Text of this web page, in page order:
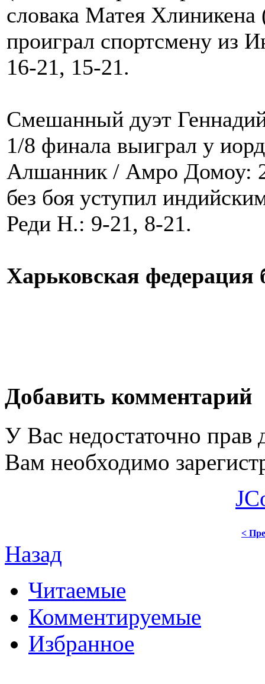
словака Матея
проиграл спортсмену
16-21, 15-21.
Смешанный дуэт
1/8 финала выиграл у
Алшанник / Амро Домоу:
без боя уступил
Реди Н.: 9-21, 8-21.
Харьковская федерация
Добавить комментарий
У Вас недостаточно прав
Вам необходимо
<
Назад
Читаемые
Комментируемые
Избранное